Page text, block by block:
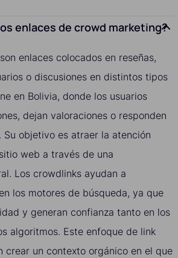
enlaces de crowd marketing?
enlaces colocados en reseñas,
o discusiones en distintos tipos
en Bolivia, donde los usuarios
dejan valoraciones o responden
Su objetivo es atraer la atención
web a través de una
Los crowdlinks ayudan a
los motores de búsqueda, ya que
y generan confianza tanto en los
algoritmos. Este enfoque de link
crear un contexto orgánico en el que